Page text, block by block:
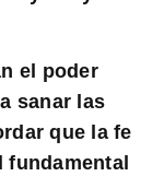
el poder
sanar las
que la fe
fundamental